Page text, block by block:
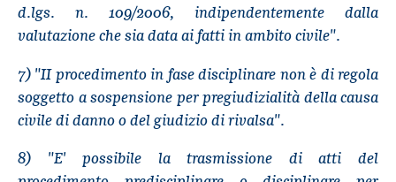
d.lgs. n. 109/2006, indipendentemente dalla
valutazione che sia data ai fatti in ambito civile".
7) "II procedimento in fase disciplinare non è di regola
soggetto a sospensione per pregiudizialità della causa
civile di danno o del giudizio di rivalsa".
8) "E' possibile la trasmissione di atti del